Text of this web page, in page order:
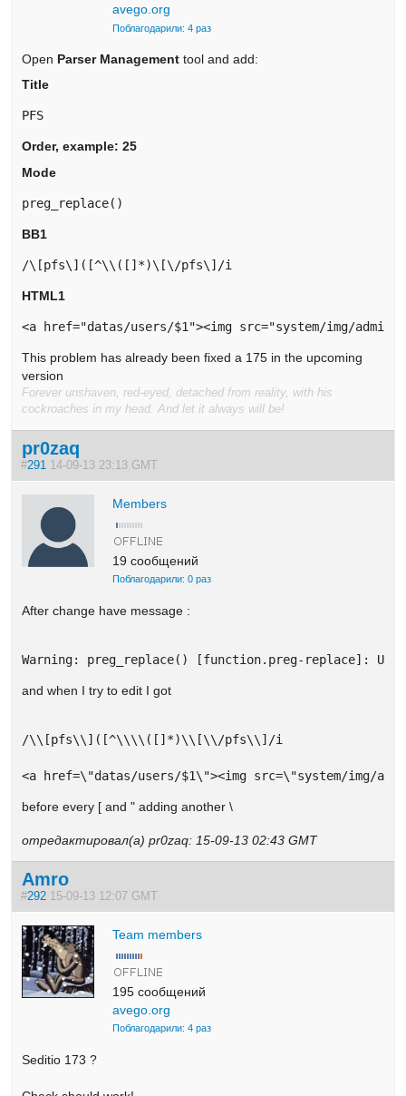
avego.org
Поблагодарили: 4 раз
Open Parser Management tool and add:
Title
PFS
Order, example: 25
Mode
preg_replace()
BB1
HTML1
<a href="datas/users/$1"><img src="system/img/
This problem has already been fixed a 175 in the upcoming
version
Forever unshaven, red-eyed, detached from reality, with his
cockroaches in my head. And let it always will be!
pr0zaq
#291 14-09-13 23:13 GMT
Members
19 сообщений
Поблагодарили: 0 раз
After change have message :
Warning: preg_replace() [function.preg-replace]:
and when I try to edit I got
/\\[pfs\\]([^\\\\([]*)\\[\\/pfs\\]/i
<a href=\"datas/users/$1\"><img src=\"system/img/
before every [ and " adding another \
отредактировал(а) pr0zaq: 15-09-13 02:43 GMT
Amro
#292 15-09-13 12:07 GMT
Team members
195 сообщений
avego.org
Поблагодарили: 4 раз
Seditio 173 ?